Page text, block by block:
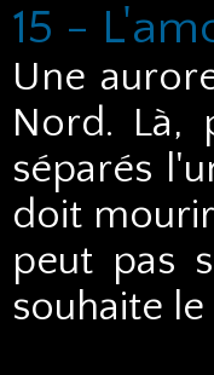
15 -
Une
Nord. Là,
séparés
doit
peut pas
souhaite